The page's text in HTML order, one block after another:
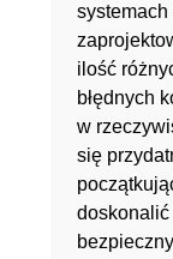
systemach
ilość
błędnych
w
się